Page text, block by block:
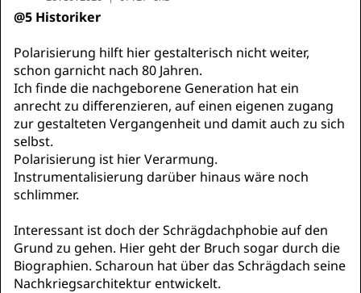
@5 Historiker
Polarisierung hilft hier gestalterisch nicht weiter,
schon garnicht nach 80 Jahren.
Ich finde die nachgeborene Generation hat ein
anrecht zu differenzieren, auf einen eigenen zugang
zur gestalteten Vergangenheit und damit auch zu sich
selbst.
Polarisierung ist hier Verarmung.
Instrumentalisierung darüber hinaus wäre noch
schlimmer.
Interessant ist doch der Schrägdachphobie auf den
Grund zu gehen. Hier geht der Bruch sogar durch die
Biographien. Scharoun hat über das Schrägdach seine
Nachkriegsarchitektur entwickelt.